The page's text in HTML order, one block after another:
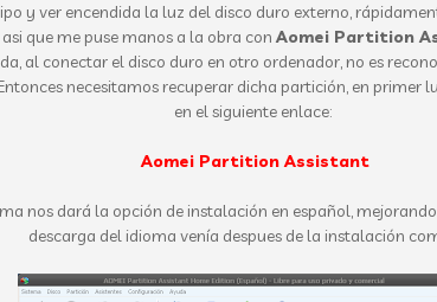
y ver encendida la luz del disco duro externo,
asi que me puse manos a la obra con Aomei Partition
al conectar el disco duro en otro ordenador, no es
necesitamos recuperar dicha partición, en primer
en el siguiente enlace:
Aomei Partition Assistant
nos dará la opción de instalación en español, mejorando
descarga del idioma venía despues de la instalación